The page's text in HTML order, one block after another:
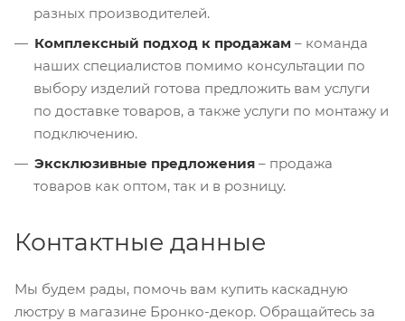
разных производителей.
Комплексный подход к продажам – команда
наших специалистов помимо консультации по
выбору изделий готова предложить вам услуги
по доставке товаров, а также услуги по монтажу и
подключению.
Эксклюзивные предложения – продажа
товаров как оптом, так и в розницу.
Контактные данные
Мы будем рады, помочь вам купить каскадную
люстру в магазине Бронко-декор. Обращайтесь за